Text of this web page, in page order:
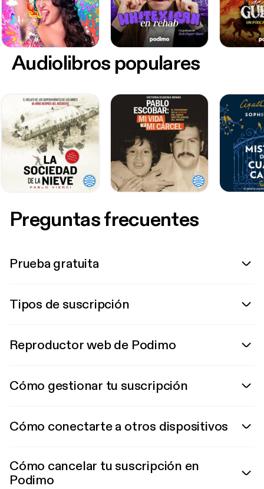
Audiolibros populares
Preguntas frecuentes
Prueba gratuita
Tipos de suscripción
Reproductor web de Podimo
Cómo gestionar tu suscripción
Cómo conectarte a otros dispositivos
Cómo cancelar tu suscripción en
Podimo